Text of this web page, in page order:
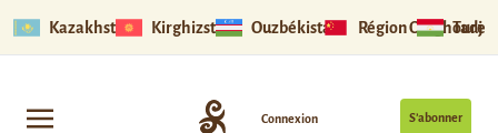
Kazakhstan Kirghizstan Ouzbékistan Région Ouïghoure
S’abonner
Connexion